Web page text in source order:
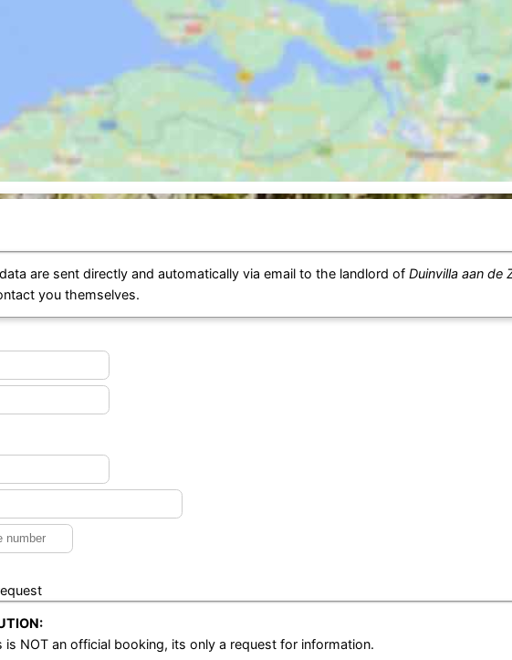
are sent directly and automatically via email to the landlord of Duinvilla aan de
you themselves.
is NOT an official booking, its only a request for information.